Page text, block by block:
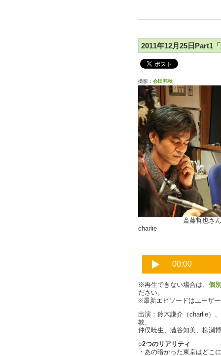
2011年12月25日Part1
撮影： 会田邦秋
斎藤
charlie
※再生できない場合は、 個
ださい。
※最新エピソードはユーザ
出演：鈴木謙介（charlie）
敦、
仲俣暁生、澁谷知美、柳瀬
○2つのリアリティ
・あの暗かった東京はどこ